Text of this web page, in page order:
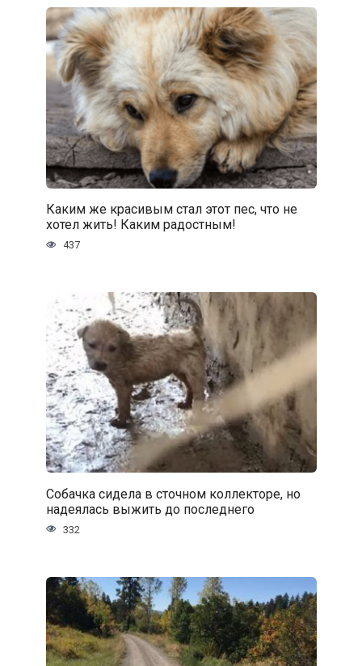
Каким же красивым стал этот пес, что не
хотел жить! Каким радостным!
437
Собачка сидела в сточном коллекторе, но
надеялась выжить до последнего
332